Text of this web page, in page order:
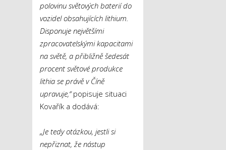
polovinu světových baterií do
vozidel obsahujících lithium.
Disponuje největšími
zpracovatelskými kapacitami
na světě, a přibližně šedesát
procent světové produkce
lithia se právě v Číně
upravuje,“popisuje situaci
Kovařík a dodává:
„Je tedy otázkou, jestli si
nepřiznat, že nástup